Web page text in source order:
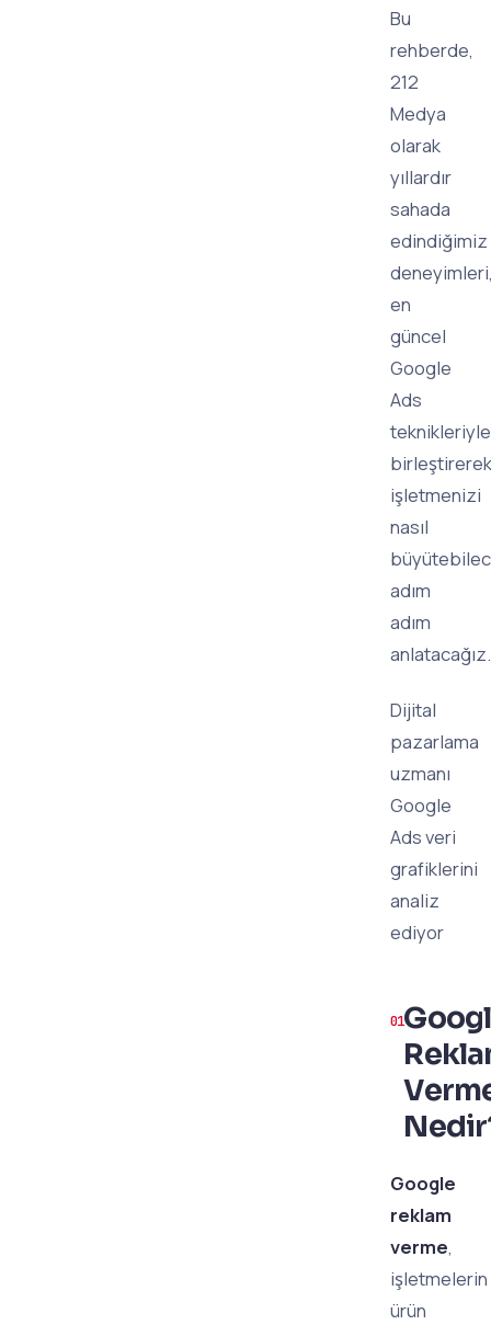
Bu
rehberde,
212
Medya
olarak
yıllardır
sahada
edindiğimiz
en
güncel
Google
Ads
teknikleriyle
birleştirerek
işletmenizi
nasıl
adım
adım
anlatacağız.
Dijital
pazarlama
uzmanı
Google
Ads veri
grafiklerini
analiz
ediyor
Google
reklam
verme,
işletmelerin
ürün